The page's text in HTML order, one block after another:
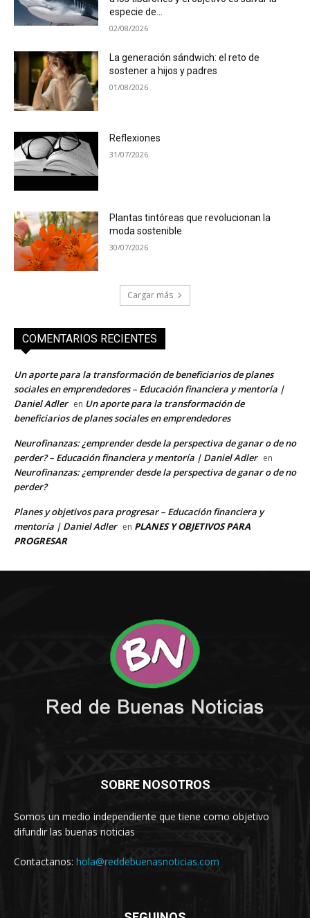
SOBRE NOSOTROS
Somos un medio independiente que tiene como objetivo
difundir las buenas noticias
Contactanos: hola@reddebuenasnoticias.com